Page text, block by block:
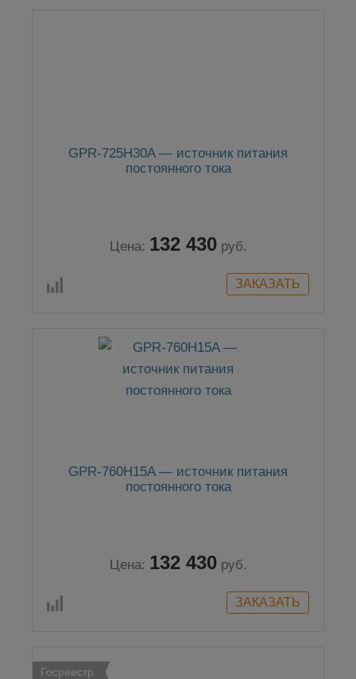
GPR-725H30A — источник питания
постоянного тока
Цена: 132 430 руб.
GPR-760H15A — источник питания
постоянного тока
Цена: 132 430 руб.
Госреестр